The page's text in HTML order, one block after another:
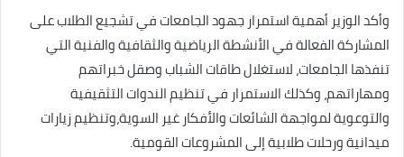
وأكد الوزير أهمية استمرار جهود الجامعات في تشجيع الطلاب على
المشاركة الفعالة في الأنشطة الرياضية والثقافية والفنية التي
تنفذها الجامعات، لاستغلال طاقات الشباب وصقل خبراتهم
ومهاراتهم، وكذلك الاستمرار في تنظيم الندوات التثقيفية
والتوعوية لمواجهة الشائعات والأفكار غير السوية،وتنظيم زيارات
ميدانية ورحلات طلابية إلى المشروعات القومية.